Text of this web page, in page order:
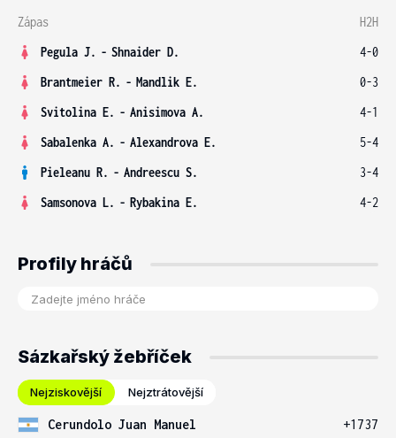
Zápas
H2H
Pegula J. - Shnaider D.
4-0
Brantmeier R. - Mandlik E.
0-3
Svitolina E. - Anisimova A.
4-1
Sabalenka A. - Alexandrova E.
5-4
Pieleanu R. - Andreescu S.
3-4
Samsonova L. - Rybakina E. 4-2
Profily hráčů
Sázkařský žebříček
Nejziskovější Nejztrátovější
Cerundolo Juan Manuel
+1737